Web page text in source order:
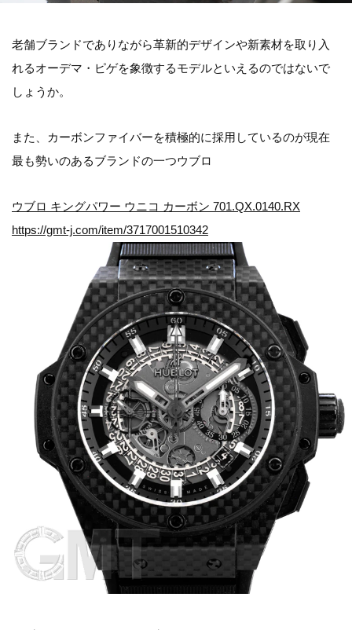
老舗ブランドでありながら革新的デザインや新素材を取り入
れるオーデマ・ピゲを象徴するモデルといえるのではないで
しょうか。
また、カーボンファイバーを積極的に採用しているのが現在
最も勢いのあるブランドの一つウブロ
ウブロ キングパワー ウニコ カーボン 701.QX.0140.RX
https://gmt-j.com/item/3717001510342